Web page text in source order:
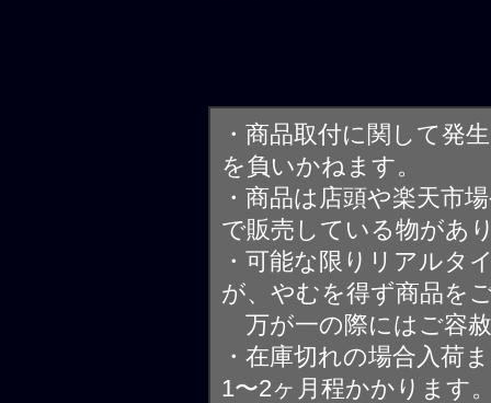
・商品取付に関して発
を負いかねます。
・商品は店頭や楽天市
で販売している物があ
・可能な限りリアルタ
が、やむを得ず商品を
万が一の際にはご容
・在庫切れの場合入荷
1〜2ヶ月程かかります